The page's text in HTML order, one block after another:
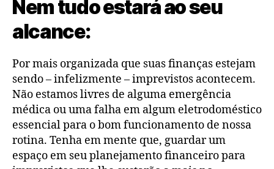
Nem tudo estará ao seu
alcance:
Por mais organizada que suas finanças estejam
sendo – infelizmente – imprevistos acontecem.
Não estamos livres de alguma emergência
médica ou uma falha em algum eletrodoméstico
essencial para o bom funcionamento de nossa
rotina. Tenha em mente que, guardar um
espaço em seu planejamento financeiro para